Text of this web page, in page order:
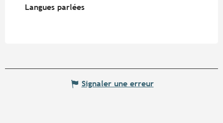
Langues parlées
Langues parlées
Signaler une erreur